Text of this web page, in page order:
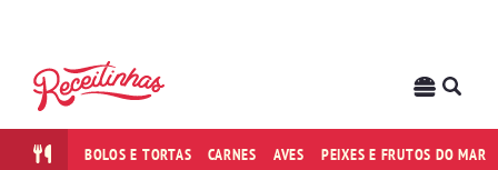
BOLOS E TORTAS CARNES AVES PEIXES E FRUTOS DO MAR